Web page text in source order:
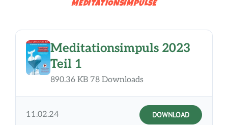
MEDITATIONSIMPULSE
Meditationsimpuls 2023
Teil 1
890.36 KB 78 Downloads
11.02.24 DOWNLOAD